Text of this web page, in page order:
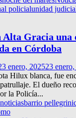
policialunidad
Alta Gracia una
en Córdoba
enero, 202523
Hilux blanca, fue
El dueño
la Policía...
barrio pellegrini